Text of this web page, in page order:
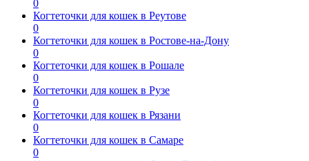
0
Когтеточки для кошек в Реутове
0
Когтеточки для кошек в Ростове-на-Дону
0
Когтеточки для кошек в Рошале
0
Когтеточки для кошек в Рузе
0
Когтеточки для кошек в Рязани
0
Когтеточки для кошек в Самаре
0